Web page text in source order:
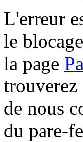
L'erreur
le
la page
trouverez
de nous
du pare-